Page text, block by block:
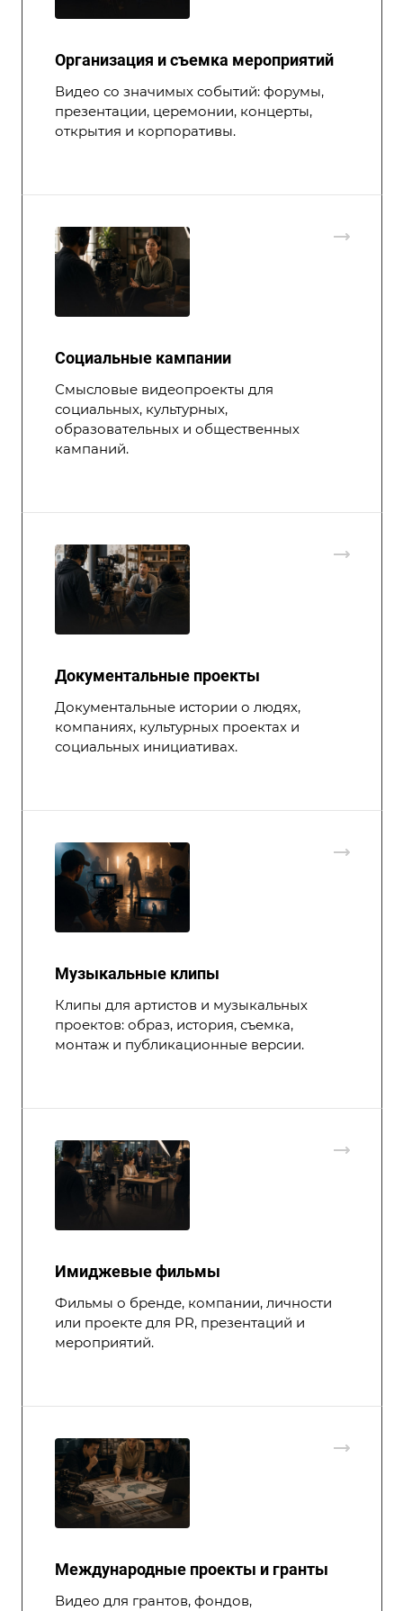
Организация и съемка мероприятий
Видео со значимых событий: форумы,
презентации, церемонии, концерты,
открытия и корпоративы.
Социальные кампании
Смысловые видеопроекты для
социальных, культурных,
образовательных и общественных
кампаний.
Документальные проекты
Документальные истории о людях,
компаниях, культурных проектах и
социальных инициативах.
Музыкальные клипы
Клипы для артистов и музыкальных
проектов: образ, история, съемка,
монтаж и публикационные версии.
Имиджевые фильмы
Фильмы о бренде, компании, личности
или проекте для PR, презентаций и
мероприятий.
Международные проекты и гранты
Видео для грантов, фондов,